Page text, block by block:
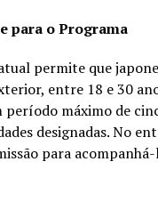
para o Programa
permite que
entre 18 e 30
período máximo de
designadas. No
para